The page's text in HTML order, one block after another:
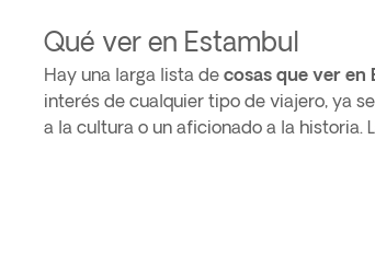
Qué ver en Estambul
Hay una larga lista de cosas que ver en
interés de cualquier tipo de viajero, ya
a la cultura o un aficionado a la historia.